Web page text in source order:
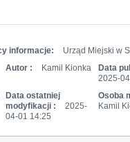
informacje:
Urząd Miejski w
Autor : Kamil Kionka
Data
2025-
Data ostatniej
modyfikacji :
2025-
04-01 14:25
Osoba
Kamil